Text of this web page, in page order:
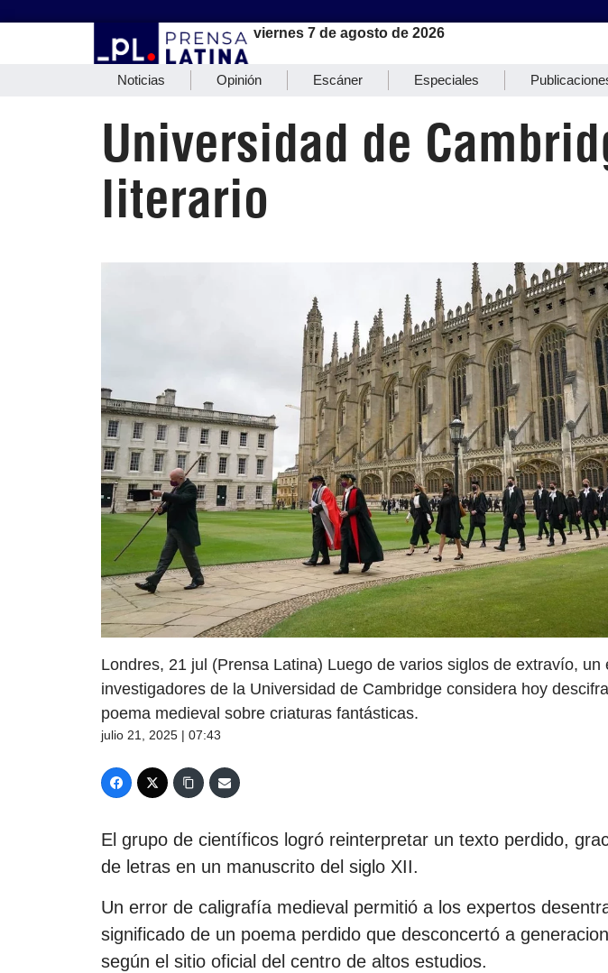
viernes 7 de agosto de 2026
Noticias Opinión Escáner Especiales
Universidad de
literario
Londres, 21 jul (Prensa Latina) Luego de varios siglos de extravío, un
investigadores de la Universidad de Cambridge considera hoy
poema medieval sobre criaturas fantásticas.
julio 21, 2025 | 07:43
El grupo de científicos logró reinterpretar un texto perdido,
de letras en un manuscrito del siglo XII.
Un error de caligrafía medieval permitió a los expertos
significado de un poema perdido que desconcertó a
según el sitio oficial del centro de altos estudios.